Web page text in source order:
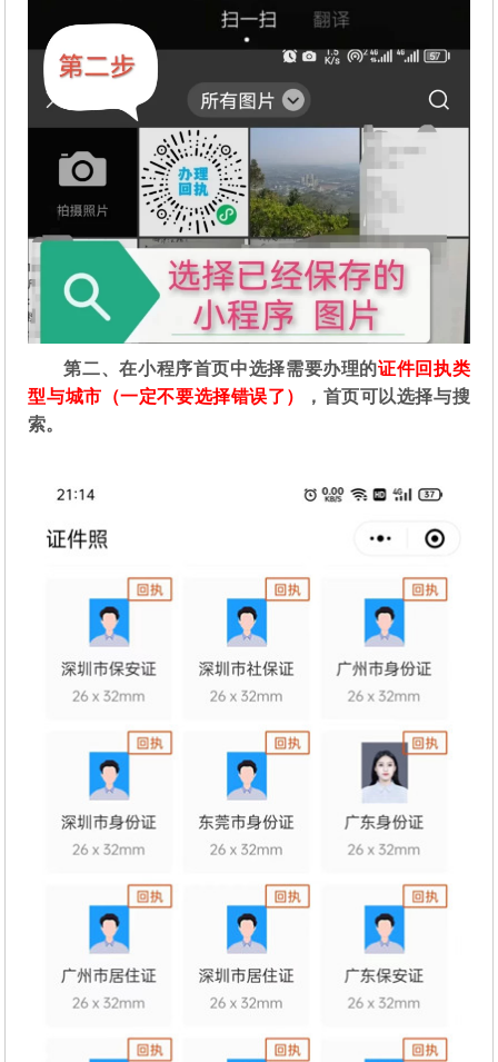
第二、在小程序首页中选择需要办理的证件回执类
型与城市（一定不要选择错误了）
，首页可以选择与搜
索。